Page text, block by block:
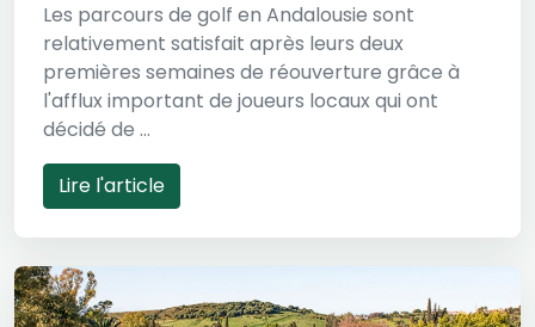
Les parcours de golf en Andalousie sont
relativement satisfait après leurs deux
premières semaines de réouverture grâce à
l'afflux important de joueurs locaux qui ont
décidé de ...
Lire l'article